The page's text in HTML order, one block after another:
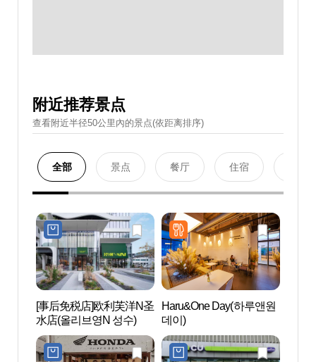
附近推荐景点
查看附近半径50公里內的景点(依距离排序)
全部 景点 餐厅 住宿
[事后免税店]欧利芙洋N圣
水店(올리브영N 성수)
Haru&One Day(하루앤원
데이)